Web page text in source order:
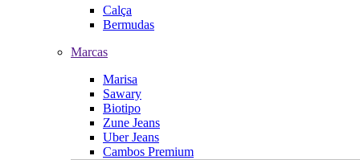
Calça
Bermudas
Marcas
Marisa
Sawary
Biotipo
Zune Jeans
Uber Jeans
Cambos Premium